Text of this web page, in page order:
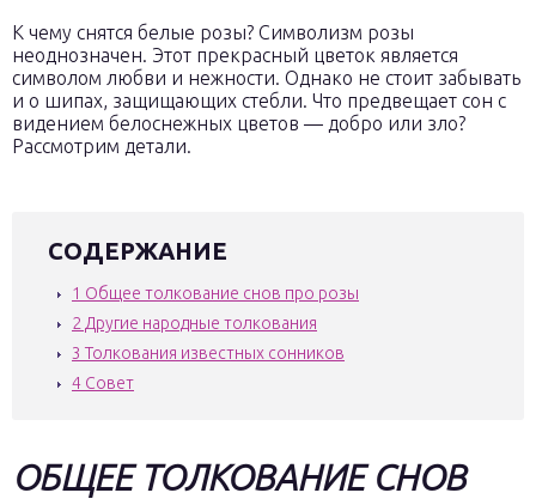
К чему снятся белые розы? Символизм розы
неоднозначен. Этот прекрасный цветок является
символом любви и нежности. Однако не стоит забывать
и о шипах, защищающих стебли. Что предвещает сон с
видением белоснежных цветов — добро или зло?
Рассмотрим детали.
СОДЕРЖАНИЕ
1 Общее толкование снов про розы
2 Другие народные толкования
3 Толкования известных сонников
4 Совет
ОБЩЕЕ ТОЛКОВАНИЕ СНОВ